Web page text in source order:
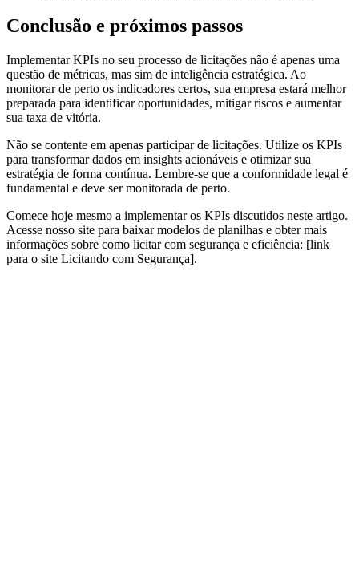
Conclusão e próximos passos
Implementar KPIs no seu processo de licitações não é apenas uma
questão de métricas, mas sim de inteligência estratégica. Ao
monitorar de perto os indicadores certos, sua empresa estará melhor
preparada para identificar oportunidades, mitigar riscos e aumentar
sua taxa de vitória.
Não se contente em apenas participar de licitações. Utilize os KPIs
para transformar dados em insights acionáveis e otimizar sua
estratégia de forma contínua. Lembre-se que a conformidade legal é
fundamental e deve ser monitorada de perto.
Comece hoje mesmo a implementar os KPIs discutidos neste artigo.
Acesse nosso site para baixar modelos de planilhas e obter mais
informações sobre como licitar com segurança e eficiência: [link
para o site Licitando com Segurança].